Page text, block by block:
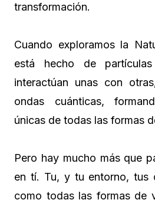
transformación.
Cuando exploramos la
está hecho de
interactúan unas con
ondas cuánticas,
únicas de todas las formas
Pero hay mucho más que
en tí. Tu, y tu entorno, tus
como todas las formas de